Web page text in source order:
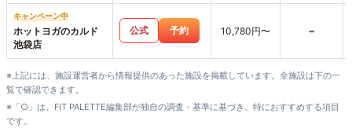
キャンペーン中
ホットヨガのカルド
池袋店
公式 予約 10,780円〜 -
※上記には、施設運営者から情報提供のあった施設を掲載しています。全施設は下の一
覧で確認できます。
※「○」は、FIT PALETTE編集部が独自の調査・基準に基づき、特におすすめする項目
です。